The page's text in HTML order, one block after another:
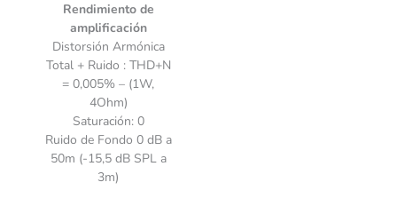
Rendimiento de
amplificación
Distorsión Armónica
Total + Ruido : THD+N
= 0,005% – (1W,
4Ohm)
Saturación: 0
Ruido de Fondo 0 dB a
50m (-15,5 dB SPL a
3m)